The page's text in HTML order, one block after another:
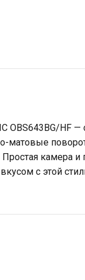
OBS643BG/HF
матовые
Простая камера
с этой